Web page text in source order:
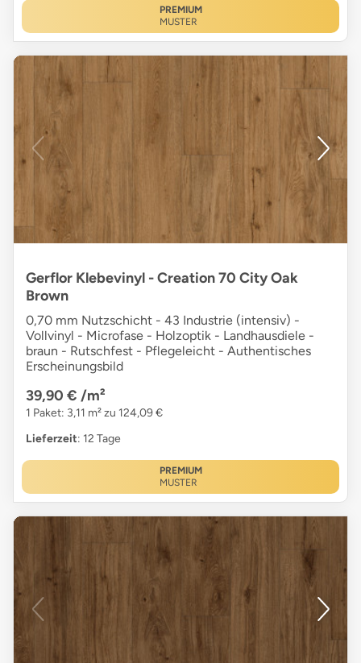
PREMIUM
MUSTER
Gerflor Klebevinyl - Creation 70 City Oak
Brown
0,70 mm Nutzschicht - 43 Industrie (intensiv) -
Vollvinyl - Microfase - Holzoptik - Landhausdiele -
braun - Rutschfest - Pflegeleicht - Authentisches
Erscheinungsbild
39,90 € /m²
1 Paket: 3,11 m² zu 124,09 €
Lieferzeit: 12 Tage
PREMIUM
MUSTER